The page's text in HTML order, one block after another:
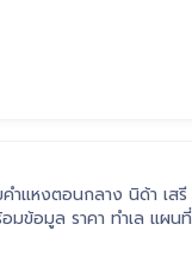
ำแหงตอนกลาง นิด้า เสรี
มข้อมูล ราคา ทำเล แผนที่